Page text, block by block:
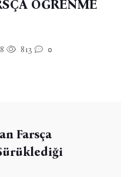
ÖĞRENME
813 0
Farsça